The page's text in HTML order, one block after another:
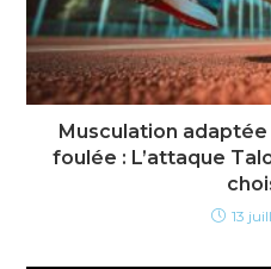
Musculation
foulée : L’attaque
13